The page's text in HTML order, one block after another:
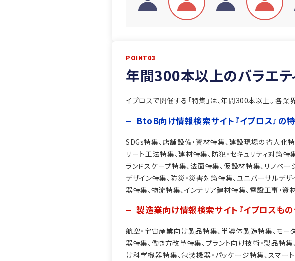
POINT03
年間300本以上のバラエ
イプロスで開催する「特集」は、年間300本以上。各
BtoB向け情報検索サイト『イプロス』の
SDGs特集、店舗設備・資材特集、建設現場の省人化
リート工法特集、建材特集、防犯・セキュリティ対策
ランドスケープ特集、法面特集、仮設材特集、リノベ
デザイン特集、防災・災害対策特集、ユニバーサルデ
器特集、物流特集、インテリア建材特集、電設工事・
製造業向け情報検索サイト 『イプロスも
航空・宇宙産業向け製品特集、半導体製造特集、モー
器特集、働き方改革特集、プラント向け技術・製品特
け科学機器特集、包装機器・パッケージ特集、スマー